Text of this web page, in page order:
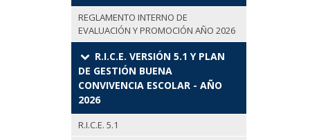
REGLAMENTO INTERNO DE
EVALUACIÓN Y PROMOCIÓN AÑO 2026
R.I.C.E. VERSIÓN 5.1 Y PLAN
DE GESTIÓN BUENA
CONVIVENCIA ESCOLAR - AÑO
2026
R.I.C.E. 5.1